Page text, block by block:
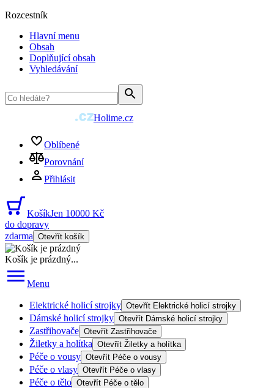
Rozcestník
Hlavní menu
Obsah
Doplňující obsah
Vyhledávání
Holime.cz
Oblíbené
Porovnání
Přihlásit
KošíkJen 10000 Kč
do dopravy
zdarma Otevřít košík
Košík je prázdný...
Menu
Elektrické holicí strojky Otevřít Elektrické holicí strojky
Dámské holicí strojky Otevřít Dámské holicí strojky
Zastřihovače Otevřít Zastřihovače
Žiletky a holítka Otevřít Žiletky a holítka
Péče o vousy Otevřít Péče o vousy
Péče o vlasy Otevřít Péče o vlasy
Péče o tělo Otevřít Péče o tělo